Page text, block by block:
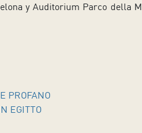
y Auditorium Parco della
PROFANO
EGITTO